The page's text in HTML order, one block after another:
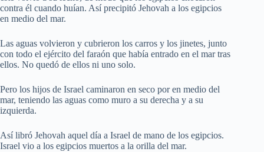
contra él cuando huían. Así precipitó Jehovah a los egipcios
en medio del mar.
Las aguas volvieron y cubrieron los carros y los jinetes, junto
con todo el ejército del faraón que había entrado en el mar tras
ellos. No quedó de ellos ni uno solo.
Pero los hijos de Israel caminaron en seco por en medio del
mar, teniendo las aguas como muro a su derecha y a su
izquierda.
Así libró Jehovah aquel día a Israel de mano de los egipcios.
Israel vio a los egipcios muertos a la orilla del mar.